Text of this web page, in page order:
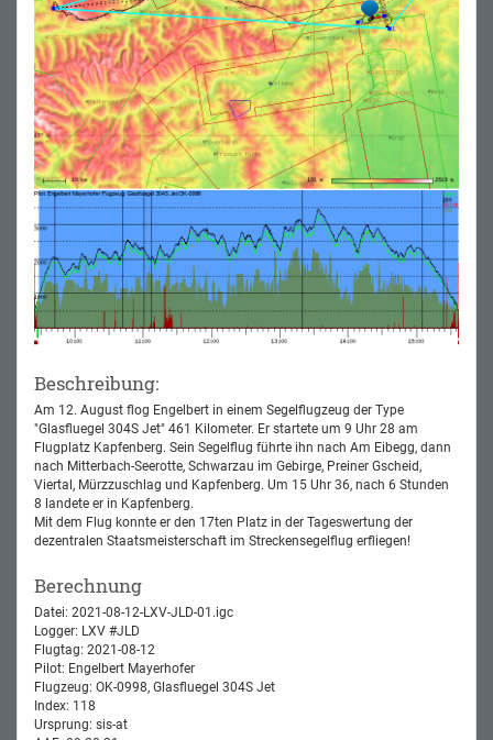
Beschreibung:
Am 12. August flog Engelbert in einem Segelflugzeug der Type
"Glasfluegel 304S Jet" 461 Kilometer. Er startete um 9 Uhr 28 am
Flugplatz Kapfenberg. Sein Segelflug führte ihn nach Am Eibegg, dann
nach Mitterbach-Seerotte, Schwarzau im Gebirge, Preiner Gscheid,
Viertal, Mürzzuschlag und Kapfenberg. Um 15 Uhr 36, nach 6 Stunden
8 landete er in Kapfenberg.
Mit dem Flug konnte er den 17ten Platz in der Tageswertung der
dezentralen Staatsmeisterschaft im Streckensegelflug erfliegen!
Berechnung
Datei: 2021-08-12-LXV-JLD-01.igc
Logger: LXV #JLD
Flugtag: 2021-08-12
Pilot: Engelbert Mayerhofer
Flugzeug: OK-0998, Glasfluegel 304S Jet
Index: 118
Ursprung: sis-at